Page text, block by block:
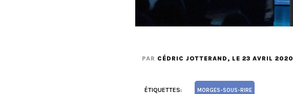
PAR CÉDRIC JOTTERAND , LE 23 AVRIL 2020
ÉTIQUETTES: MORGES-SOUS-RIRE